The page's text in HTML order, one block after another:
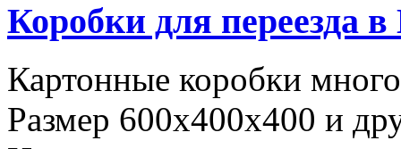
Коробки для переезда
Картонные коробки
Размер 600х400х400 и